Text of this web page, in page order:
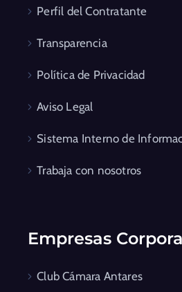
Perfil del Contratante
Transparencia
Política de Privacidad
Aviso Legal
Sistema Interno de
Trabaja con nosotros
Empresas
Club Cámara Antares